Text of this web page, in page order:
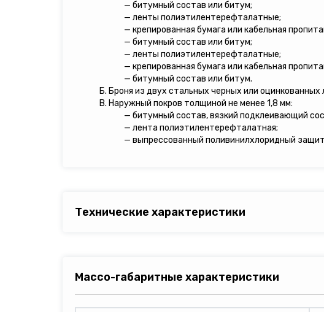
— битумный состав или битум;
— ленты полиэтилентерефталатные;
— крепированная бумага или кабельная
— битумный состав или битум;
— ленты полиэтилентерефталатные;
— крепированная бумага или кабельная
— битумный состав или битум.
Б. Броня из двух стальных черных или
В. Наружный покров толщиной не менее 1,8 мм:
— битумный состав, вязкий подклеивающий
— лента полиэтилентерефталатная;
— выпрессованный поливинилхлоридный
Технические характеристики
Массо-габаритные характеристики